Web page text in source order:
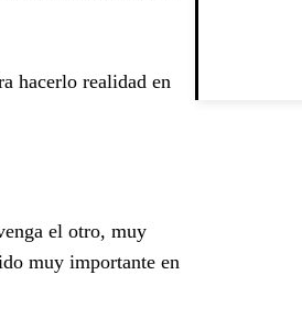
hacerlo realidad en
el otro, muy
muy importante en